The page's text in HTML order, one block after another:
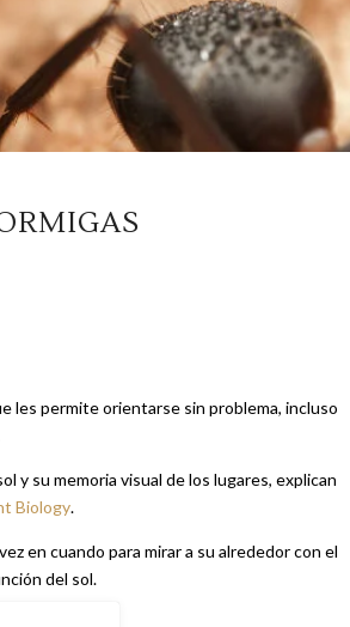
les permite orientarse sin problema, incluso
y su memoria visual de los lugares, explican
Biology.
en cuando para mirar a su alrededor con el
del sol.